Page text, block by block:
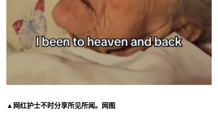
▲网红护士不时分享所见所闻。网图